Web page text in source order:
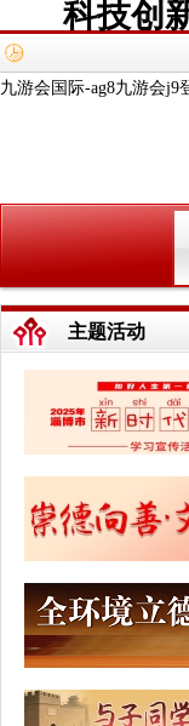
科技创
九游会国际-ag8九游会j9
主题活动